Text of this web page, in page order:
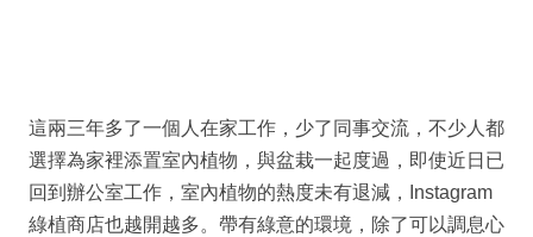
這兩三年多了一個人在家工作，少了同事交流，不少人都
選擇為家裡添置室內植物，與盆栽一起度過，即使近日已
回到辦公室工作，室內植物的熱度未有退減，Instagram
綠植商店也越開越多。帶有綠意的環境，除了可以調息心